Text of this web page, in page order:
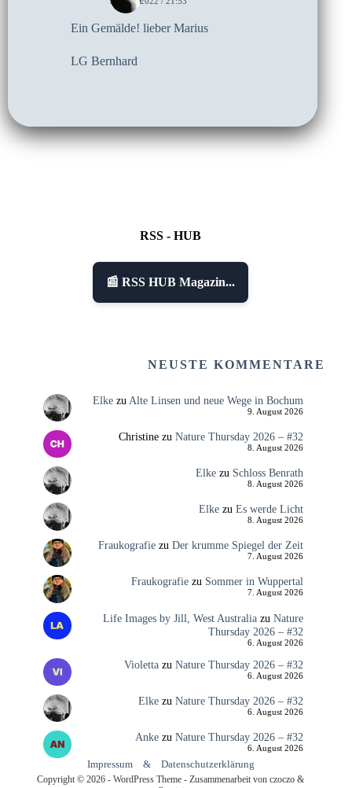
Ein Gemälde! lieber Marius
LG Bernhard
RSS - HUB
📰 RSS HUB Magazin...
NEUSTE KOMMENTARE
Elkezu Alte Linsen und neue Wege in Bochum
9. August 2026
Christinezu Nature Thursday 2026 – #32
8. August 2026
Elkezu Schloss Benrath
8. August 2026
Elkezu Es werde Licht
8. August 2026
Fraukografiezu Der krumme Spiegel der Zeit
7. August 2026
Fraukografiezu Sommer in Wuppertal
7. August 2026
Life Images by Jill, West Australiazu Nature
Thursday 2026 – #32
6. August 2026
Violettazu Nature Thursday 2026 – #32
6. August 2026
Elkezu Nature Thursday 2026 – #32
6. August 2026
Ankezu Nature Thursday 2026 – #32
6. August 2026
Impressum & Datenschutzerklärung
Copyright © 2026 - WordPress Theme - Zusammenarbeit von czoczo &